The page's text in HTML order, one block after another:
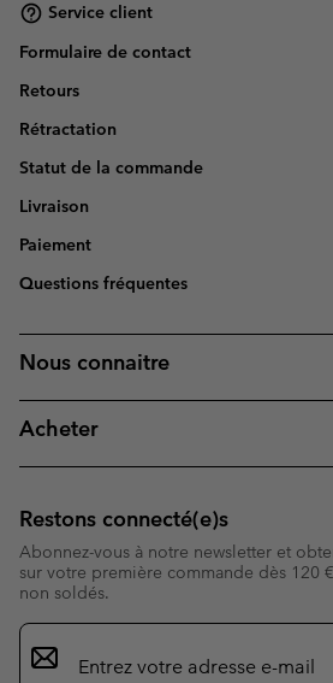
Service client
Formulaire de contact
Retours
Rétractation
Statut de la commande
Livraison
Paiement
Questions fréquentes
Nous connaitre
Acheter
Restons connecté(e)s
Abonnez-vous à notre newsletter et
sur votre première commande dès 120
non soldés.
Inscription
par